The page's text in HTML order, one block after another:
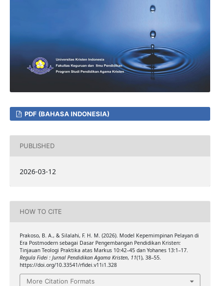
PDF (BAHASA INDONESIA)
PUBLISHED
2026-03-12
HOW TO CITE
Prakoso, B. A., & Silalahi, F. H. M. (2026). Model Kepemimpinan Pelayan di
Era Postmodern sebagai Dasar Pengembangan Pendidikan Kristen:
Tinjauan Teologi Praktika atas Markus 10:42–45 dan Yohanes 13:1–17.
Regula Fidei : Jurnal Pendidikan Agama Kristen, 11(1), 38–55.
https://doi.org/10.33541/rfidei.v11i1.328
More Citation Formats